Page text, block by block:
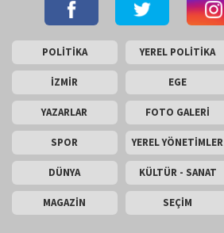
POLİTİKA YEREL POLİTİKA
İZMİR EGE
YAZARLAR FOTO GALERİ
SPOR YEREL YÖNETİMLER
DÜNYA KÜLTÜR - SANAT
MAGAZİN SEÇİM